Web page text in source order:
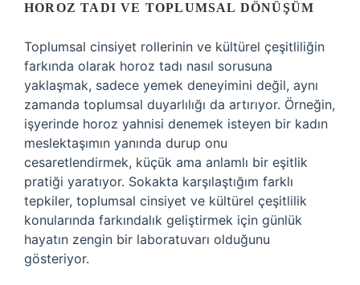
HOROZ TADI VE TOPLUMSAL DÖNÜŞÜM
Toplumsal cinsiyet rollerinin ve kültürel çeşitliliğin
farkında olarak horoz tadı nasıl sorusuna
yaklaşmak, sadece yemek deneyimini değil, aynı
zamanda toplumsal duyarlılığı da artırıyor. Örneğin,
işyerinde horoz yahnisi denemek isteyen bir kadın
meslektaşımın yanında durup onu
cesaretlendirmek, küçük ama anlamlı bir eşitlik
pratiği yaratıyor. Sokakta karşılaştığım farklı
tepkiler, toplumsal cinsiyet ve kültürel çeşitlilik
konularında farkındalık geliştirmek için günlük
hayatın zengin bir laboratuvarı olduğunu
gösteriyor.